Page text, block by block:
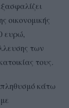
οικονομικής
ευρώ,
των
τους.
κάτω